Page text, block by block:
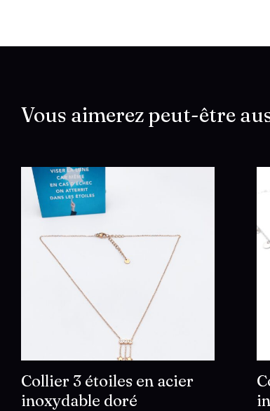
Vous aimerez peut-être
Collier 3 étoiles en acier
inoxydable doré